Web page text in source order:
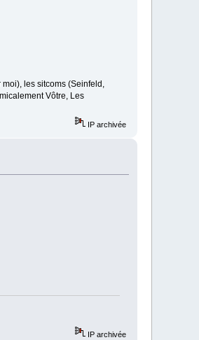
les sitcoms (Seinfeld,
Vôtre, Les
IP archivée
IP archivée